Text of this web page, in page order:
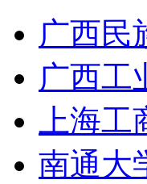
广西民
广西工
上海
南通大